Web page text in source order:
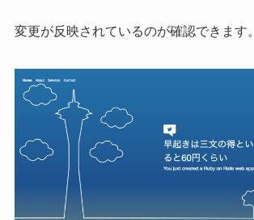
変更が反映されているのが確認できます。